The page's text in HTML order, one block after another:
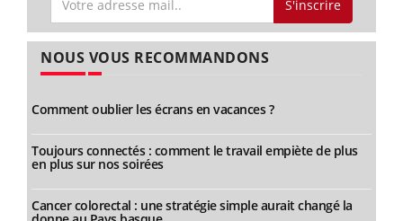
S'inscrire
NOUS VOUS RECOMMANDONS
Comment oublier les écrans en vacances ?
Toujours connectés : comment le travail empiète de plus
en plus sur nos soirées
Cancer colorectal : une stratégie simple aurait changé la